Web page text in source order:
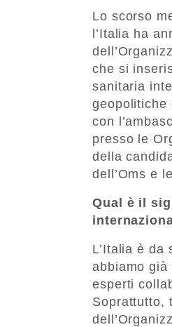
Lo scorso
l’Italia ha
che si
sanitaria
geopolitiche
con
presso le
della
dell’Oms e
Qual è il
L’Italia è da
abbiamo
esperti
Soprattutto,